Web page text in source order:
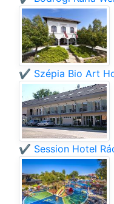
✔️ Szépia Bio Art
✔️ Session Hotel